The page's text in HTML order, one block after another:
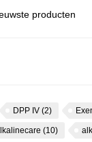
producten
DPP IV (2)
(10)